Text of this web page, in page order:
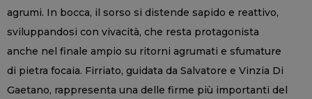
agrumi. In bocca, il sorso si distende sapido e reattivo,
sviluppandosi con vivacità, che resta protagonista
anche nel finale ampio su ritorni agrumati e sfumature
di pietra focaia. Firriato, guidata da Salvatore e Vinzia Di
Gaetano, rappresenta una delle firme più importanti del